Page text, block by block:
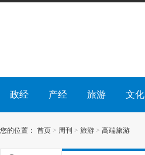
政经 产经 旅游 文化
您的位置： 首页 > 周刊 > 旅游 > 高端旅游